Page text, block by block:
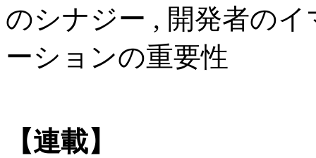
のシナジー , 開発者の
ーションの重要性
【連載】